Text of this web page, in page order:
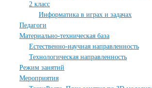
2 класс
Информатика в играх и задачах
Педагоги
Материально-техническая база
Естественно-научная направленность
Технологическая направленность
Режим занятий
Мероприятия